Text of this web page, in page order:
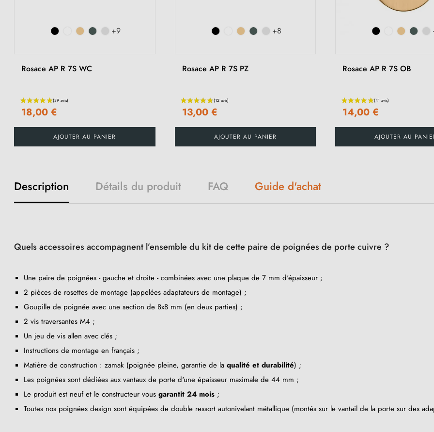
+9
Rosace AP R 7S WC
18,00 €
AJOUTER AU PANIER
+8
Rosace AP R 7S PZ
13,00 €
AJOUTER AU PANIER
Rosace AP R 7S OB
14,00 €
AJOUTER AU
Description Détails du produit FAQ Guide d'achat
Quels accessoires accompagnent l’ensemble du kit de cette paire de poignées de porte cuivre ?
Une paire de poignées - gauche et droite - combinées avec une plaque de 7 mm d'épaisseur ;
2 pièces de rosettes de montage (appelées adaptateurs de montage) ;
Goupille de poignée avec une section de 8x8 mm (en deux parties) ;
2 vis traversantes M4 ;
Un jeu de vis allen avec clés ;
Instructions de montage en français ;
Matière de construction : zamak (poignée pleine, garantie de la qualité et durabilité) ;
Les poignées sont dédiées aux vantaux de porte d'une épaisseur maximale de 44 mm ;
Le produit est neuf et le constructeur vous garantit 24 mois ;
Toutes nos poignées design sont équipées de double ressort autonivelant métallique (montés sur le vantail de la porte sur des